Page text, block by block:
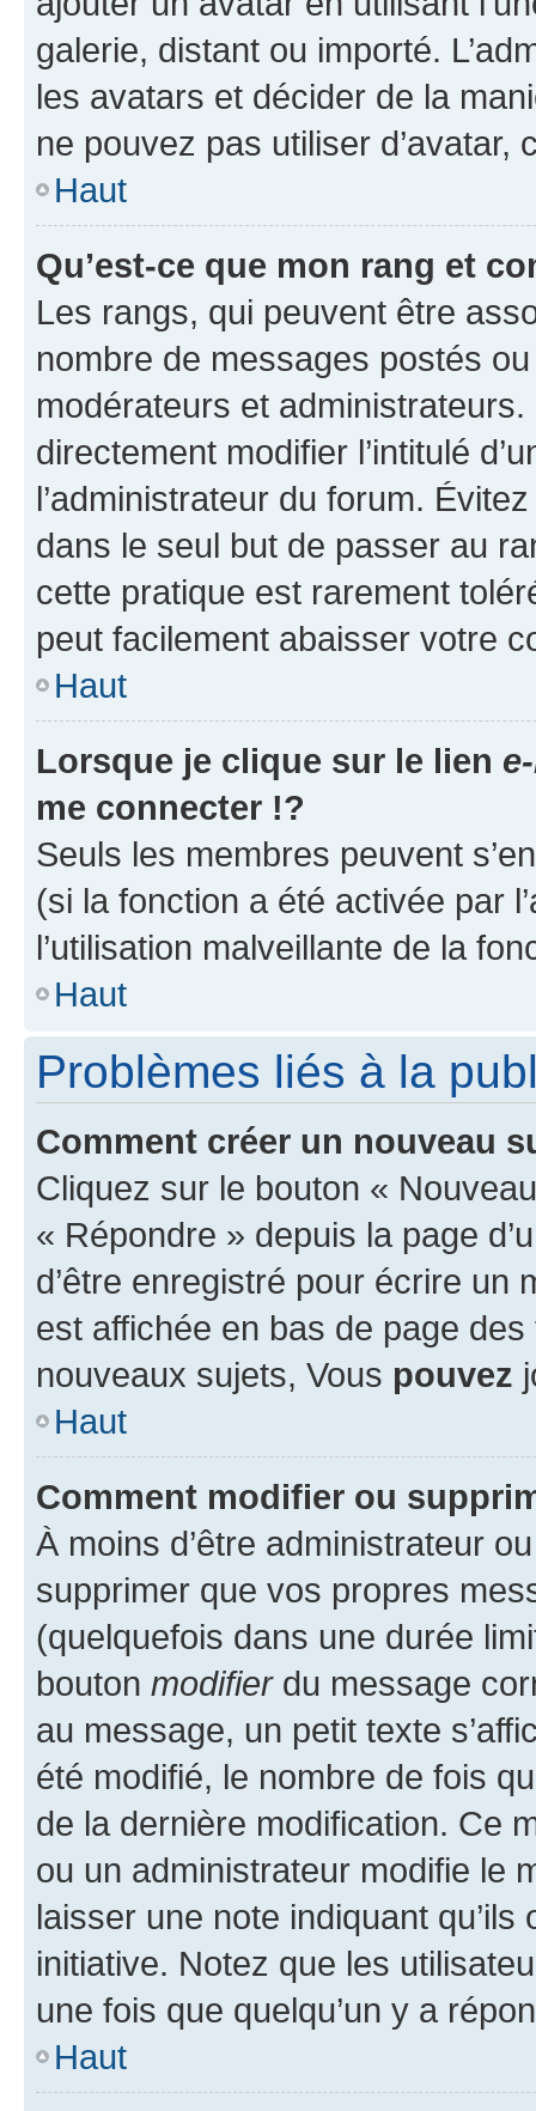
galerie, distant ou importé.
les avatars et décider de la
ne pouvez pas utiliser
Haut
Qu’est-ce que mon rang et
Les rangs, qui peuvent être
nombre de messages postés
modérateurs et
directement modifier l’intitulé
l’administrateur du forum.
dans le seul but de passer au
cette pratique est rarement
peut facilement abaisser votre
Haut
Lorsque je clique sur le lien
me connecter !?
Seuls les membres peuvent
(si la fonction a été activée par
l’utilisation malveillante de la
Haut
Problèmes liés à la
Comment créer un nouveau
Cliquez sur le bouton «
« Répondre » depuis la page
d’être enregistré pour écrire un
est affichée en bas de page
nouveaux sujets, Vous pouvez
Haut
Comment modifier ou
À moins d’être administrateur
supprimer que vos propres
(quelquefois dans une durée
bouton modifierdu message
au message, un petit texte
été modifié, le nombre de fois
de la dernière modification. Ce
ou un administrateur modifie le
laisser une note indiquant
initiative. Notez que les
une fois que quelqu’un y a
Haut